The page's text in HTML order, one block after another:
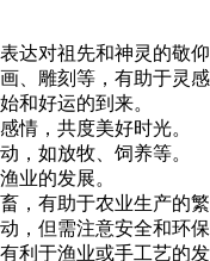
达对祖先和神灵的敬
、雕刻等，有助于灵
和好运的到来。
情，共度美好时光。
，如放牧、饲养等。
业的发展。
，有助于农业生产的
，但需注意安全和环
利于渔业或手工艺的